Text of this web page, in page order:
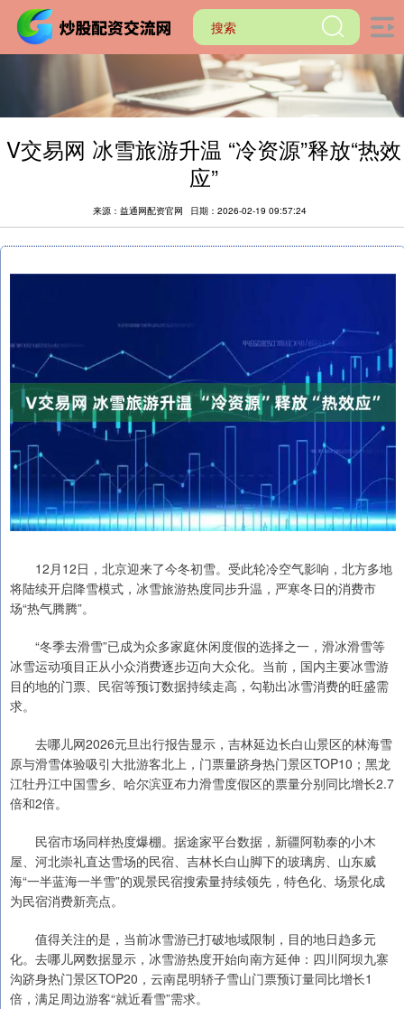
V交易网 冰雪旅游升温 “冷资源”释放“热效
应”
来源：益通网配资官网 日期：2026-02-19 09:57:24
12月12日，北京迎来了今冬初雪。受此轮冷空气影响，北方多地
将陆续开启降雪模式，冰雪旅游热度同步升温，严寒冬日的消费市
场“热气腾腾”。
“冬季去滑雪”已成为众多家庭休闲度假的选择之一，滑冰滑雪等
冰雪运动项目正从小众消费逐步迈向大众化。当前，国内主要冰雪游
目的地的门票、民宿等预订数据持续走高，勾勒出冰雪消费的旺盛需
求。
去哪儿网2026元旦出行报告显示，吉林延边长白山景区的林海雪
原与滑雪体验吸引大批游客北上，门票量跻身热门景区TOP10；黑龙
江牡丹江中国雪乡、哈尔滨亚布力滑雪度假区的票量分别同比增长2.7
倍和2倍。
民宿市场同样热度爆棚。据途家平台数据，新疆阿勒泰的小木
屋、河北崇礼直达雪场的民宿、吉林长白山脚下的玻璃房、山东威
海“一半蓝海一半雪”的观景民宿搜索量持续领先，特色化、场景化成
为民宿消费新亮点。
值得关注的是，当前冰雪游已打破地域限制，目的地日趋多元
化。去哪儿网数据显示，冰雪游热度开始向南方延伸：四川阿坝九寨
沟跻身热门景区TOP20，云南昆明轿子雪山门票预订量同比增长1
倍，满足周边游客“就近看雪”需求。